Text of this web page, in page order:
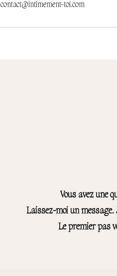
contact@intimement-toi.com
Vous avez une
Laissez-moi un message.
Le premier pas